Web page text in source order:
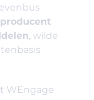
producent
, wilde
WEngage